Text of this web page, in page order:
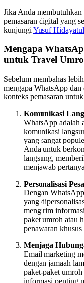
Jika Anda membutuhkan
pemasaran digital yang
kunjungi Yusuf
Mengapa
untuk Travel
Sebelum membahas
mengapa WhatsApp dan
konteks pemasaran
Komunikasi
WhatsApp adalah
komunikasi
yang sangat
Anda untuk
langsung,
menjawab
Personalisasi
Dengan
yang
mengirim
paket umroh atau
penawaran
Menjaga
Email marketing
dengan jamaah
paket-paket umroh
informasi penting